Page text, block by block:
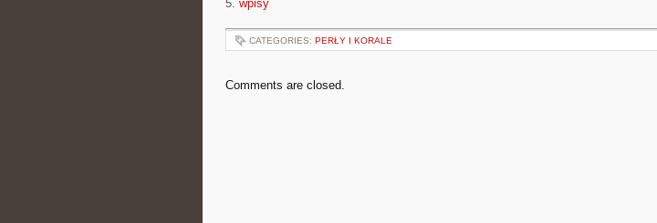
5. wpisy
CATEGORIES: PERŁY I KORALE
Comments are closed.